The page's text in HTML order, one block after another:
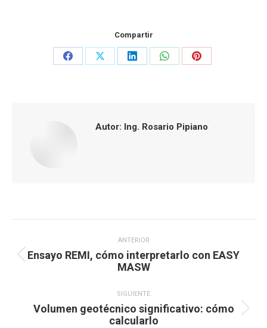
Compartir
Share
Share
Share
Share
Share
Autor: Ing. Rosario Pipiano
entre
publicaciones
ANTERIOR
Publicación
Ensayo REMI, cómo interpretarlo con EASY
MASW
SIGUIENTE
Publicación
Volumen geotécnico significativo: cómo
calcularlo